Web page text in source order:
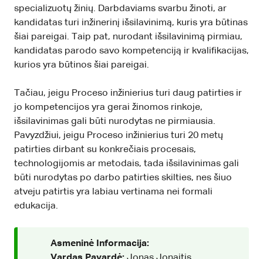
specializuotų žinių. Darbdaviams svarbu žinoti, ar
kandidatas turi inžinerinį išsilavinimą, kuris yra būtinas
šiai pareigai. Taip pat, nurodant išsilavinimą pirmiau,
kandidatas parodo savo kompetenciją ir kvalifikacijas,
kurios yra būtinos šiai pareigai.
Tačiau, jeigu Proceso inžinierius turi daug patirties ir
jo kompetencijos yra gerai žinomos rinkoje,
išsilavinimas gali būti nurodytas ne pirmiausia.
Pavyzdžiui, jeigu Proceso inžinierius turi 20 metų
patirties dirbant su konkrečiais procesais,
technologijomis ar metodais, tada išsilavinimas gali
būti nurodytas po darbo patirties skilties, nes šiuo
atveju patirtis yra labiau vertinama nei formali
edukacija.
Asmeninė Informacija: